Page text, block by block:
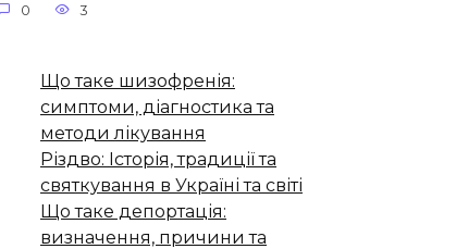
0 3
Що таке шизофренія:
симптоми, діагностика та
методи лікування
Різдво: Історія, традиції та
святкування в Україні та світі
Що таке депортація:
визначення, причини та